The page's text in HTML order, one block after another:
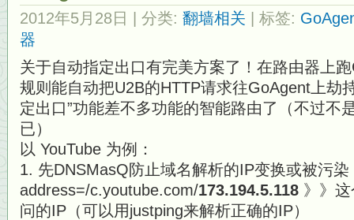
2012年5月28日 | 分类: 翻墙相关 | 标签:
器
关于自动指定出口有完美方案了！在路由器上
规则能自动把U2B的HTTP请求往GoAgent上劫
定出口”功能差不多功能的智能路由了（不过不
已）
以 YouTube 为例：
1. 先DNSMasQ防止域名解析的IP变换或被污染
address=/c.youtube.com/173.194.5.118 》》
问的IP（可以用justping来解析正确的IP）